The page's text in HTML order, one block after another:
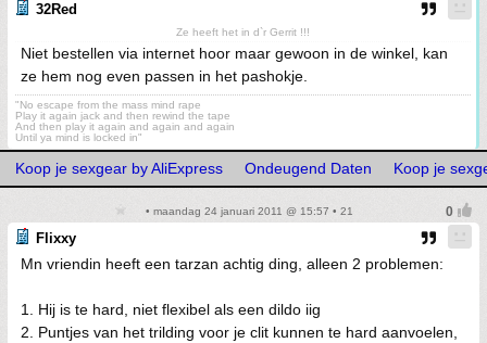
32Red
Ze heeft het in d`r Gerrit !!!
Niet bestellen via internet hoor maar gewoon in de winkel, kan
ze hem nog even passen in het pashokje.
"No escape from the mass mind rape
Play it again jack and then rewind the tape
And then play it again and again and again
Until ya mind is locked in"
Koop je sexgear by AliExpress Ondeugend Daten Koop je
• maandag 24 januari 2011 @ 15:57 • 21
Flixxy
Mn vriendin heeft een tarzan achtig ding, alleen 2 problemen:
1. Hij is te hard, niet flexibel als een dildo iig
2. Puntjes van het trilding voor je clit kunnen te hard aanvoelen,